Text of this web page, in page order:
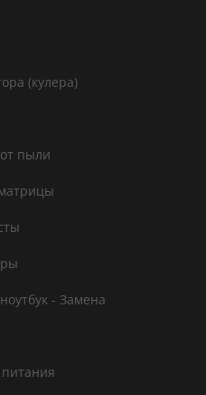
(кулера)
пыли
- Замена